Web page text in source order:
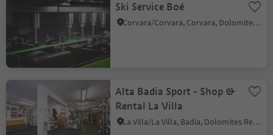
Ski Service Boé
Corvara/Corvara, Corvara, Dolomites Region Alta Badia
Alta Badia Sport - Shop &
Rental La Villa
La Villa/La Villa, Badia, Dolomites Region Alta Badia